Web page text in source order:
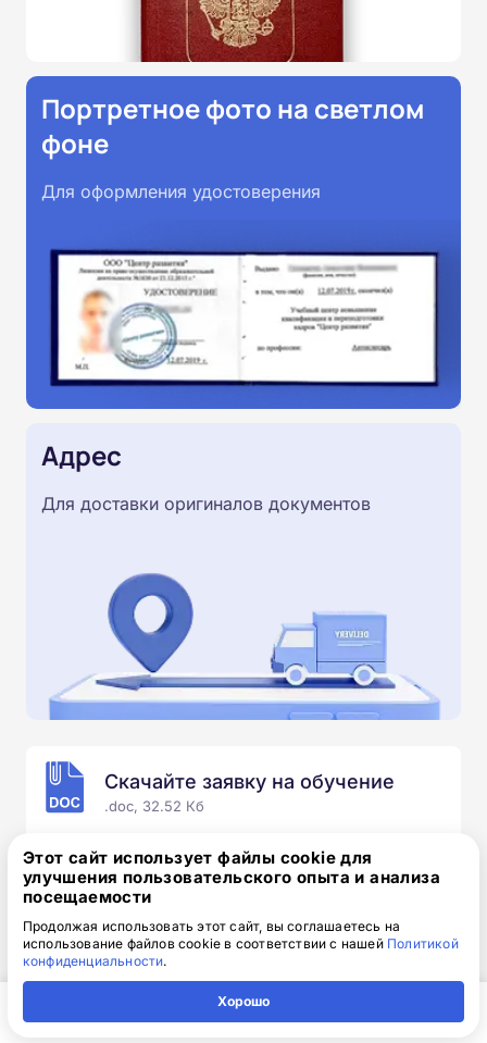
Портретное фото на светлом
фоне
Для оформления удостоверения
Адрес
Для доставки оригиналов документов
Скачайте заявку на обучение
.doc, 32.52 Кб
Скачайте шаблон, заполните и отправьте по
электронной почтеinfo@1-academy.ru.
Обязательно укажите контактный номер телефон.
Наш специалист свяжется с вами и утонит все
детали.
Этот сайт использует файлы cookie для
улучшения пользовательского опыта и анализа
посещаемости
Продолжая использовать этот сайт, вы соглашаетесь на
использование файлов cookie в соответствии с нашей Политикой
конфиденциальности.
Хорошо